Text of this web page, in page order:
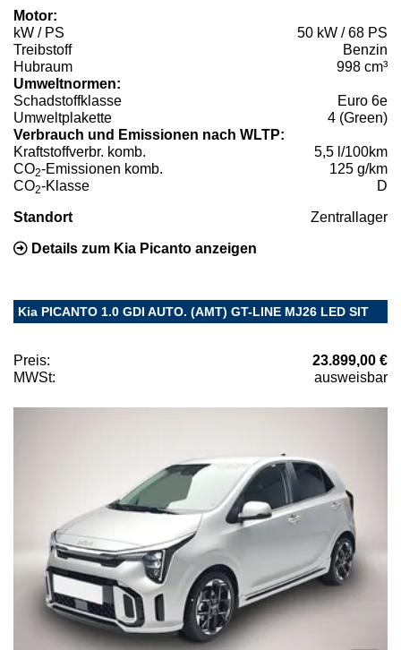
Motor:
kW / PS
50 kW / 68 PS
Treibstoff
Benzin
Hubraum
998 cm³
Umweltnormen:
Schadstoffklasse
Euro 6e
Umweltplakette
4 (Green)
Verbrauch und Emissionen nach WLTP:
Kraftstoffverbr. komb.
5,5 l/100km
CO2-Emissionen komb.
125 g/km
CO2-Klasse D
Standort Zentrallager
Details zum Kia Picanto anzeigen
Kia PICANTO 1.0 GDI AUTO. (AMT) GT-LINE MJ26 LED SIT
Preis:
23.899,00 €
MWSt:
ausweisbar